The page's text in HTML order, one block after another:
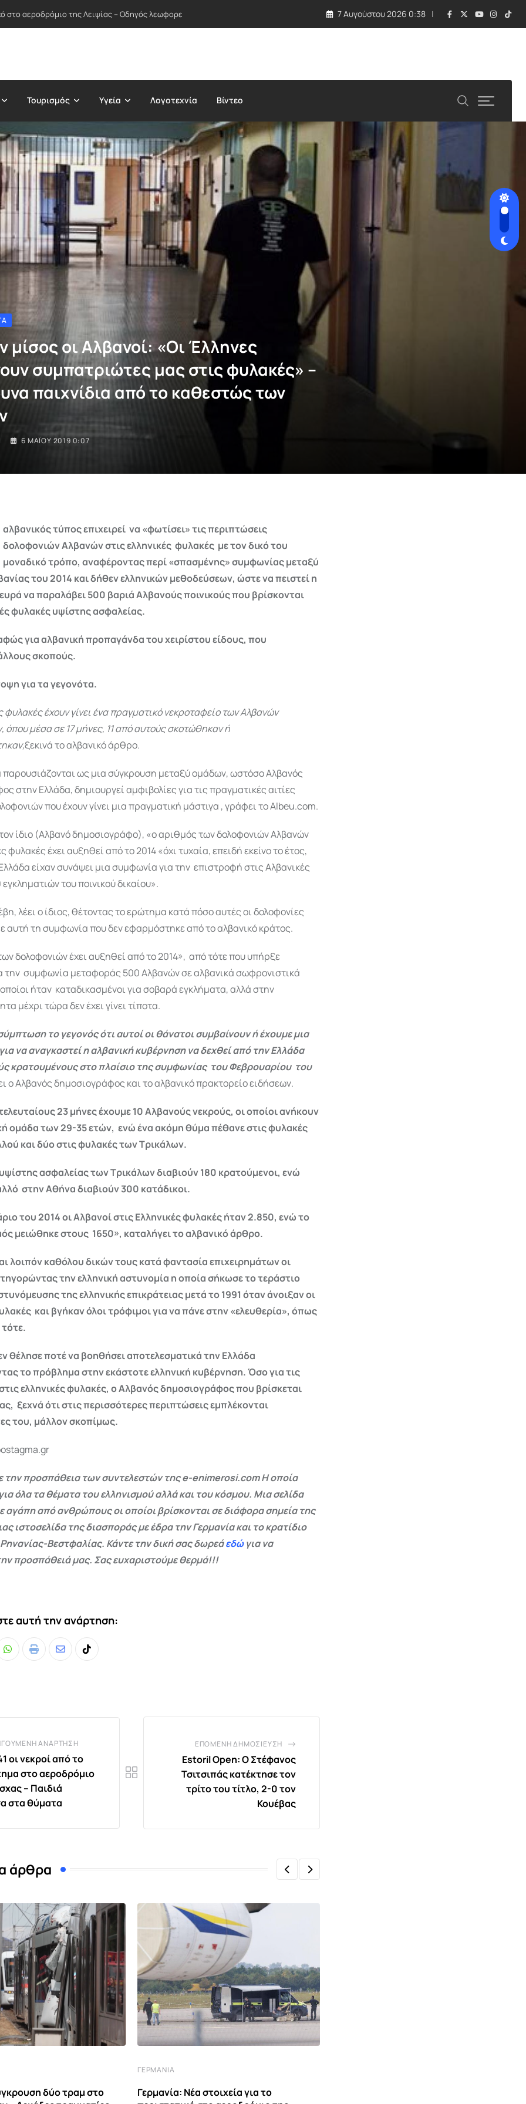
στο αεροδρόμιο της Λειψίας – Οδηγός λεωφορείου απέτρεψε πιθανή τραγωδία με εκρηκτική συσκευή σε drone
7 Αυγούστου 2026 0:38
Τουρισμός Υγεία Λογοτεχνία Βίντεο
μίσος οι Αλβανοί: «Οι Έλληνες
συμπατριώτες μας στις φυλακές» –
παιχνίδια από το καθεστώς των
6 ΜΑΪ́ΟΥ 2019 0:07
αλβανικός τύπος επιχειρεί να «φωτίσει» τις περιπτώσεις
δολοφονιών Αλβανών στις ελληνικές φυλακές με τον δικό του
μοναδικό τρόπο, αναφέροντας περί «σπασμένης» συμφωνίας μεταξύ
του 2014 και δήθεν ελληνικών μεθοδεύσεων, ώστε να πειστεί η
να παραλάβει 500 βαριά Αλβανούς ποινικούς που βρίσκονται
φυλακές υψίστης ασφαλείας.
για αλβανική προπαγάνδα του χειρίστου είδους, που
σκοπούς.
για τα γεγονότα.
φυλακές έχουν γίνει ένα πραγματικό νεκροταφείο των Αλβανών
όπου μέσα σε 17 μήνες, 11 από αυτούς σκοτώθηκαν ή
ξεκινά το αλβανικό άρθρο.
παρουσιάζονται ως μια σύγκρουση μεταξύ ομάδων, ωστόσο Αλβανός
στην Ελλάδα, δημιουργεί αμφιβολίες για τις πραγματικές αιτίες
που έχουν γίνει μια πραγματική μάστιγα , γράφει το Albeu.com.
ίδιο (Αλβανό δημοσιογράφο), «ο αριθμός των δολοφονιών Αλβανών
φυλακές έχει αυξηθεί από το 2014 «όχι τυχαία, επειδή εκείνο το έτος,
είχαν συνάψει μια συμφωνία για την επιστροφή στις Αλβανικές
του ποινικού δικαίου».
λέει ο ίδιος, θέτοντας το ερώτημα κατά πόσο αυτές οι δολοφονίες
αυτή τη συμφωνία που δεν εφαρμόστηκε από το αλβανικό κράτος.
δολοφονιών έχει αυξηθεί από το 2014», από τότε που υπήρξε
την συμφωνία μεταφοράς 500 Αλβανών σε αλβανικά σωφρονιστικά
ήταν καταδικασμένοι για σοβαρά εγκλήματα, αλλά στην
μέχρι τώρα δεν έχει γίνει τίποτα.
το γεγονός ότι αυτοί οι θάνατοι συμβαίνουν ή έχουμε μια
να αναγκαστεί η αλβανική κυβέρνηση να δεχθεί από την Ελλάδα
κρατουμένους στο πλαίσιο της συμφωνίας του Φεβρουαρίου του
ο Αλβανός δημοσιογράφος και το αλβανικό πρακτορείο ειδήσεων.
23 μήνες έχουμε 10 Αλβανούς νεκρούς, οι οποίοι ανήκουν
ομάδα των 29-35 ετών, ενώ ένα ακόμη θύμα πέθανε στις φυλακές
και δύο στις φυλακές των Τρικάλων.
ασφαλείας των Τρικάλων διαβιούν 180 κρατούμενοι, ενώ
στην Αθήνα διαβιούν 300 κατάδικοι.
του 2014 οι Αλβανοί στις Ελληνικές φυλακές ήταν 2.850, ενώ το
μειώθηκε στους 1650», καταλήγει το αλβανικό άρθρο.
λοιπόν καθόλου δικών τους κατά φαντασία επιχειρημάτων οι
την ελληνική αστυνομία η οποία σήκωσε το τεράστιο
της ελληνικής επικράτειας μετά το 1991 όταν άνοιξαν οι
και βγήκαν όλοι τρόφιμοι για να πάνε στην «ελευθερία», όπως
θέλησε ποτέ να βοηθήσει αποτελεσματικά την Ελλάδα
το πρόβλημα στην εκάστοτε ελληνική κυβέρνηση. Όσο για τις
ελληνικές φυλακές, ο Αλβανός δημοσιογράφος που βρίσκεται
ξεχνά ότι στις περισσότερες περιπτώσεις εμπλέκονται
του, μάλλον σκοπίμως.
την προσπάθεια των συντελεστών της e-enimerosi.com Η οποία
όλα τα θέματα του ελληνισμού αλλά και του κόσμου. Μια σελίδα
αγάπη από ανθρώπους οι οποίοι βρίσκονται σε διάφορα σημεία της
ιστοσελίδα της διασποράς με έδρα την Γερμανία και το κρατίδιο
Βεστφαλίας. Κάντε την δική σας δωρεάεδώγια να
προσπάθειά μας. Σας ευχαριστούμε θερμά!!!
αυτή την ανάρτηση:
Whatsapp
Print
ShareTiktok
ΑΝΆΡΤΗΣΗ
οι νεκροί από το
στο αεροδρόμιο
– Παιδιά
στα θύματα
ΕΠΌΜΕΝΗ ΔΗΜΟΣΊΕΥΣΗ
Estoril Open: Ο Στέφανος
Τσιτσιπάς κατέκτησε τον
τρίτο του τίτλο, 2-0 τον
Κουέβας
άρθρα
δύο τραμ στο
ΓΕΡΜΑΝΊΑ
Γερμανία: Νέα στοιχεία για το